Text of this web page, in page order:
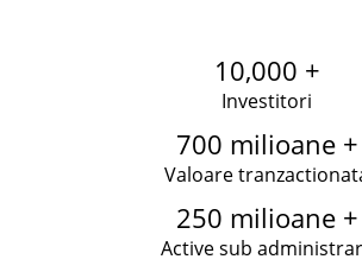
10,000 +
Investitori
700 milioane +
Valoare
250 milioane +
Active sub